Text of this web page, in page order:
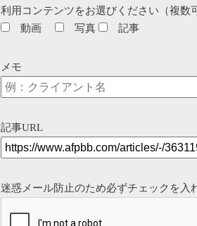
利用コンテンツをお選びください（複数
動画
写真 記事
メモ
記事URL
迷惑メール防止のため必ずチェックを入